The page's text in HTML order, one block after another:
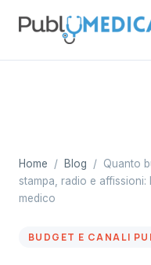
Home / Blog / Quanto
stampa, radio e
medico
BUDGET E CANALI